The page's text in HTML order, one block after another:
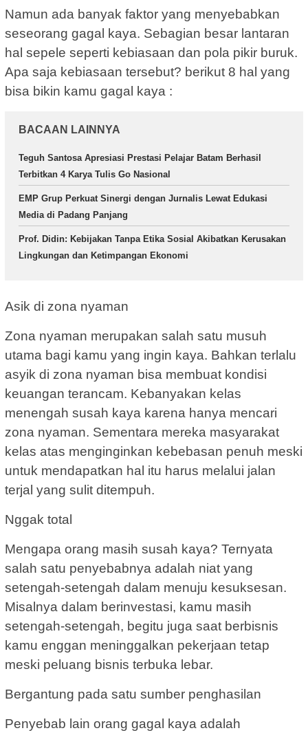
Namun ada banyak faktor yang menyebabkan
seseorang gagal kaya. Sebagian besar lantaran
hal sepele seperti kebiasaan dan pola pikir buruk.
Apa saja kebiasaan tersebut? berikut 8 hal yang
bisa bikin kamu gagal kaya :
BACAAN LAINNYA
Teguh Santosa Apresiasi Prestasi Pelajar Batam Berhasil
Terbitkan 4 Karya Tulis Go Nasional
EMP Grup Perkuat Sinergi dengan Jurnalis Lewat Edukasi
Media di Padang Panjang
Prof. Didin: Kebijakan Tanpa Etika Sosial Akibatkan Kerusakan
Lingkungan dan Ketimpangan Ekonomi
Asik di zona nyaman
Zona nyaman merupakan salah satu musuh
utama bagi kamu yang ingin kaya. Bahkan terlalu
asyik di zona nyaman bisa membuat kondisi
keuangan terancam. Kebanyakan kelas
menengah susah kaya karena hanya mencari
zona nyaman. Sementara mereka masyarakat
kelas atas menginginkan kebebasan penuh meski
untuk mendapatkan hal itu harus melalui jalan
terjal yang sulit ditempuh.
Nggak total
Mengapa orang masih susah kaya? Ternyata
salah satu penyebabnya adalah niat yang
setengah-setengah dalam menuju kesuksesan.
Misalnya dalam berinvestasi, kamu masih
setengah-setengah, begitu juga saat berbisnis
kamu enggan meninggalkan pekerjaan tetap
meski peluang bisnis terbuka lebar.
Bergantung pada satu sumber penghasilan
Penyebab lain orang gagal kaya adalah